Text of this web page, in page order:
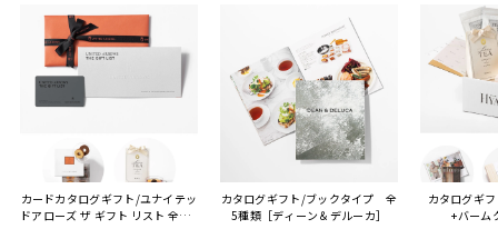
った時は、HYACCAギフト
を選んでよかったし他の友
人にもお勧めしたいと感じ
ました。
ルアドレスを誤って入力し
登録してログインできなく
困った際にも、迅速に回答
で、いい思い出になりまし
ヒー
す。
カードカタログギフト/ユナイテッ
ドアローズ ザ ギフト リスト 全3種
カタログギフト/ブックタイプ 全
5種類［ディーン＆デルーカ］
カタログギ
+バーム